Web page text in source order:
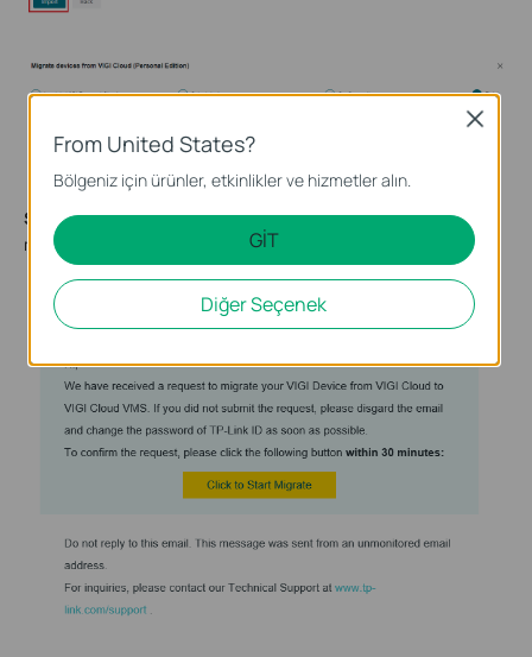
Step 6.Go to the account’s email address, and confirm the
migration.
From United States?
Bölgeniz için ürünler, etkinlikler ve hizmetler alın.
GİT
Diğer Seçenek
Close